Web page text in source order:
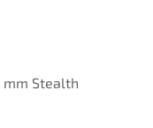
mm Stealth